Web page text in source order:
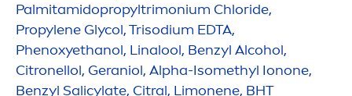
Palmitamidopropyltrimonium Chloride,
Propylene Glycol, Trisodium EDTA,
Phenoxyethanol, Linalool, Benzyl Alcohol,
Citronellol, Geraniol, Alpha-Isomethyl Ionone,
Benzyl Salicylate, Citral, Limonene, BHT